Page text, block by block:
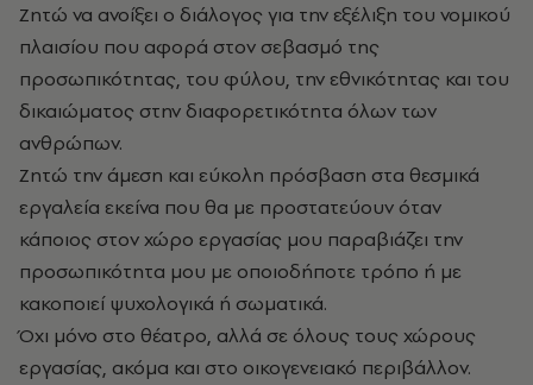
Ζητώ να ανοίξει ο διάλογος για την εξέλιξη του νομικού
πλαισίου που αφορά στον σεβασμό της
προσωπικότητας, του φύλου, την εθνικότητας και του
δικαιώματος στην διαφορετικότητα όλων των
ανθρώπων.
Ζητώ την άμεση και εύκολη πρόσβαση στα θεσμικά
εργαλεία εκείνα που θα με προστατεύουν όταν
κάποιος στον χώρο εργασίας μου παραβιάζει την
προσωπικότητα μου με οποιοδήποτε τρόπο ή με
κακοποιεί ψυχολογικά ή σωματικά.
Όχι μόνο στο θέατρο, αλλά σε όλους τους χώρους
εργασίας, ακόμα και στο οικογενειακό περιβάλλον.